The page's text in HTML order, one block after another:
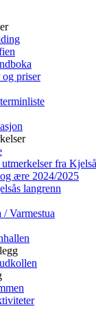
priser
fra
ære 2024/2025
langrenn
Varmestua